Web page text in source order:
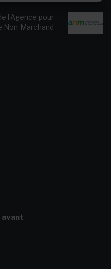
l’Agence pour
Non-Marchand
avant